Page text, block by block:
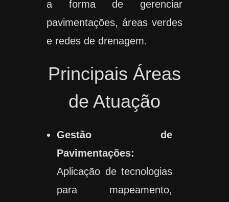
a forma de gerenciar
pavimentações, áreas verdes
e redes de drenagem.
Principais Áreas
de Atuação
Gestão de
Pavimentações:
Aplicação de tecnologias
para mapeamento,